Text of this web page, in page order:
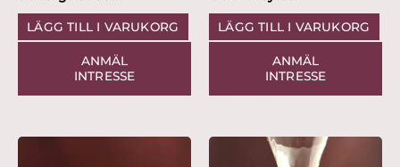
LÄGG TILL I VARUKORG
ANMÄL
INTRESSE
LÄGG TILL I VARUKORG
ANMÄL
INTRESSE